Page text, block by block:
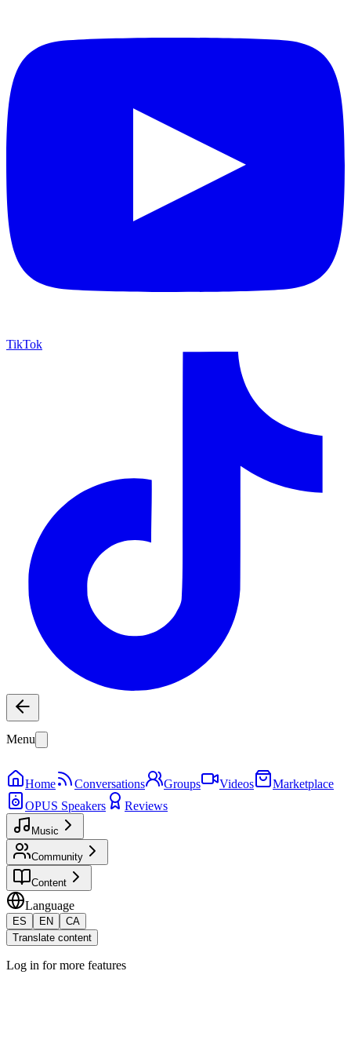
TikTok
Menu
Home Conversations Groups Videos
Marketplace
OPUS Speakers
Reviews
Music
Community
Content
Language
ES EN
CA
Translate content
Log in for more features